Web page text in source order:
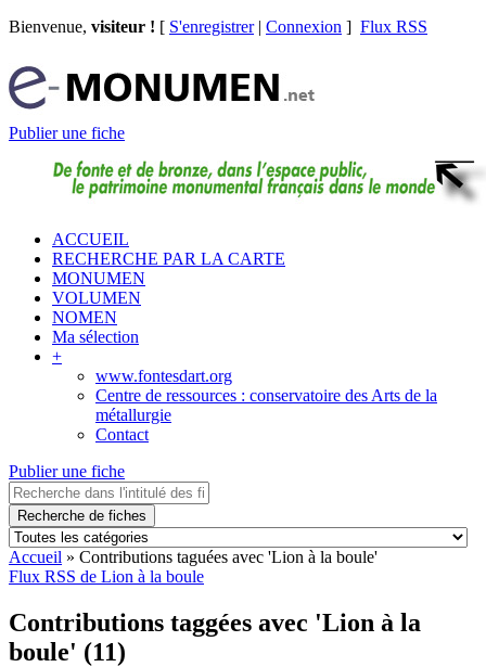
Bienvenue, visiteur ! [ S'enregistrer| Connexion ] Flux RSS
Publier une fiche
ACCUEIL
RECHERCHE PAR LA CARTE
MONUMEN
VOLUMEN
NOMEN
Ma sélection
+
www.fontesdart.org
Centre de ressources : conservatoire des Arts de la
métallurgie
Contact
Publier une fiche
Recherche de fiches
Accueil » Contributions taguées avec 'Lion à la boule'
Flux RSS de Lion à la boule
Contributions taggées avec 'Lion à la
boule' (11)